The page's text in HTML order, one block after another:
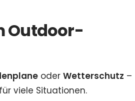
Outdoor-
oderWetterschutz –
viele Situationen.